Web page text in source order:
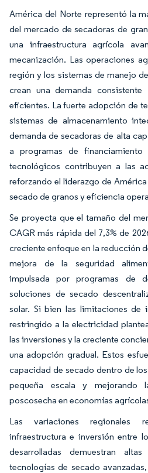
América del Norte representó la
del mercado de secadoras de
una infraestructura agrícola
mecanización. Las operaciones
región y los sistemas de manejo
crean una demanda
eficientes. La fuerte adopción de
sistemas de almacenamiento
demanda de secadoras de alta
a programas de
tecnológicos contribuyen a las
reforzando el liderazgo de
secado de granos y eficiencia
Se proyecta que el tamaño del
CAGR más rápida del 7,3% de
creciente enfoque en la reducción
mejora de la seguridad
impulsada por programas de
soluciones de secado
solar. Si bien las limitaciones de
restringido a la electricidad
las inversiones y la creciente
una adopción gradual. Estos
capacidad de secado dentro de
pequeña escala y mejorando
poscosecha en economías
Las variaciones regionales
infraestructura e inversión entre
desarrolladas demuestran
tecnologías de secado